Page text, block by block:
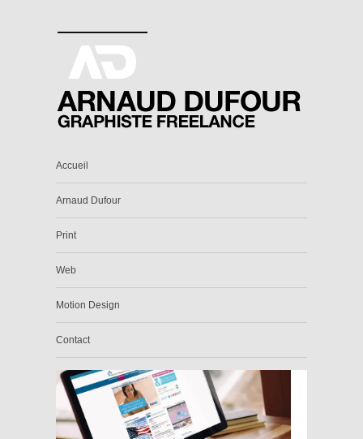
Accueil
Arnaud Dufour
Print
Web
Motion Design
Contact